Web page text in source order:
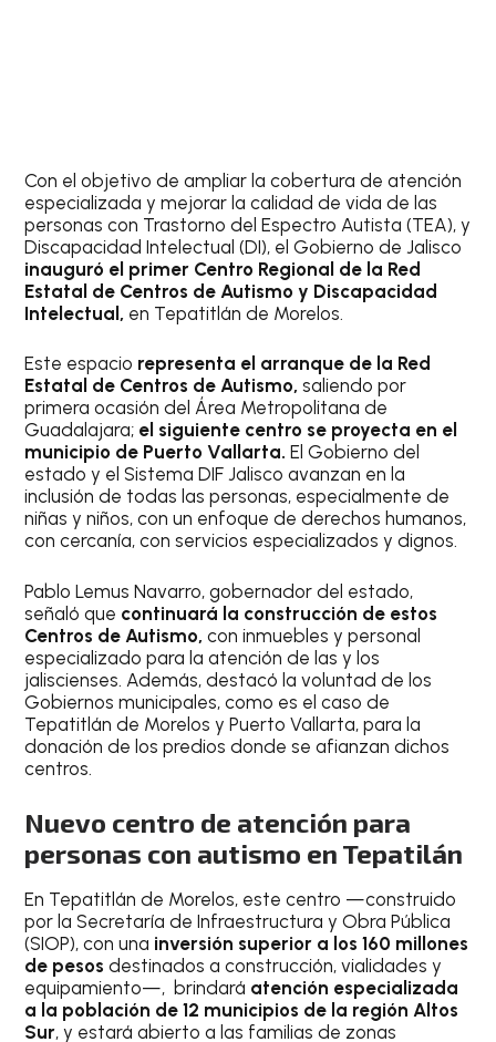
Con el objetivo de ampliar la cobertura de atención
especializada y mejorar la calidad de vida de las
personas con Trastorno del Espectro Autista (TEA), y
Discapacidad Intelectual (DI), el Gobierno de Jalisco
inauguró el primer Centro Regional de la Red
Estatal de Centros de Autismo y Discapacidad
Intelectual, en Tepatitlán de Morelos.
Este espacio representa el arranque de la Red
Estatal de Centros de Autismo,saliendo por
primera ocasión del Área Metropolitana de
Guadalajara; el siguiente centro se proyecta en el
municipio de Puerto Vallarta.El Gobierno del
estado y el Sistema DIF Jalisco avanzan en la
inclusión de todas las personas, especialmente de
niñas y niños, con un enfoque de derechos humanos,
con cercanía, con servicios especializados y dignos.
Pablo Lemus Navarro, gobernador del estado,
señaló que continuará la construcción de estos
Centros de Autismo,con inmuebles y personal
especializado para la atención de las y los
jaliscienses. Además, destacó la voluntad de los
Gobiernos municipales, como es el caso de
Tepatitlán de Morelos y Puerto Vallarta, para la
donación de los predios donde se afianzan dichos
centros.
Nuevo centro de atención para
personas con autismo en Tepatilán
En Tepatitlán de Morelos, este centro —construido
por la Secretaría de Infraestructura y Obra Pública
(SIOP), con una inversión superior a los 160 millones
de pesos destinados a construcción, vialidades y
equipamiento—, brindará atención especializada
a la población de 12 municipios de la región Altos
Sur, y estará abierto a las familias de zonas